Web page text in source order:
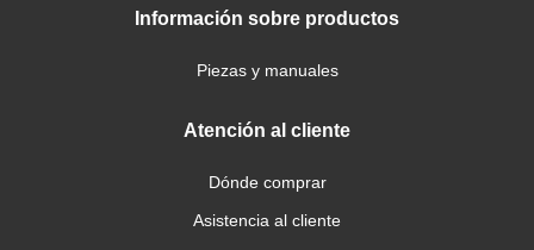
Información sobre productos
Piezas y manuales
Atención al cliente
Dónde comprar
Asistencia al cliente